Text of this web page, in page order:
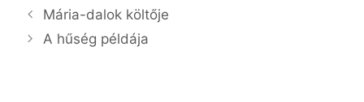
Mária-dalok költője
A hűség példája